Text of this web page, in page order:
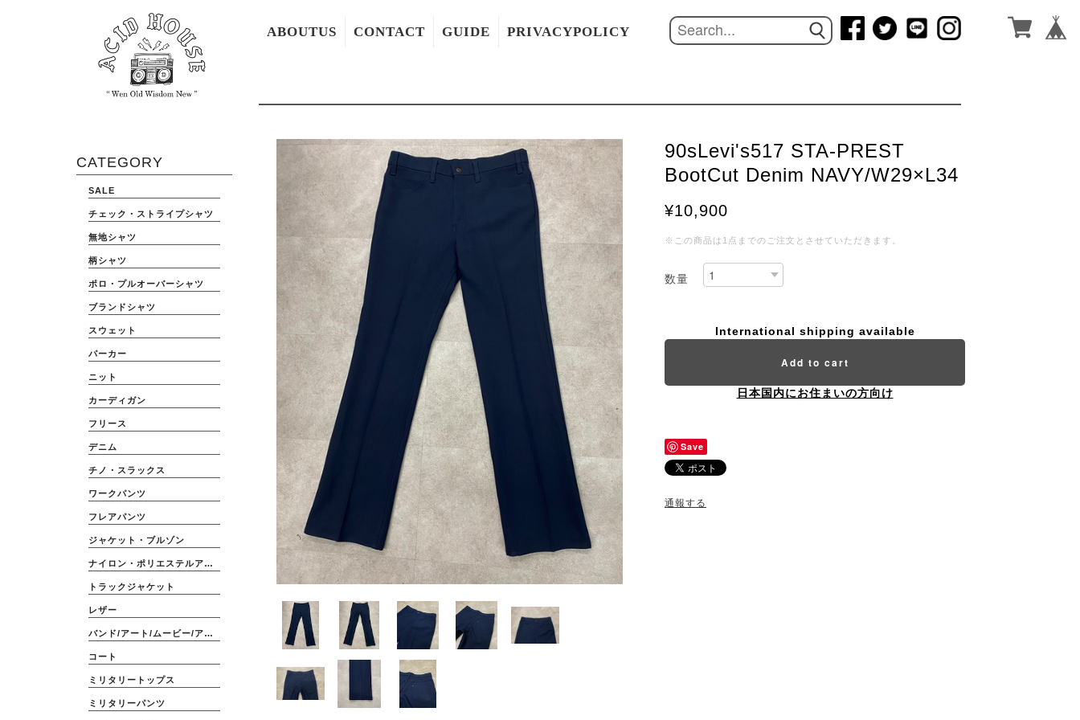
CATEGORY
SALE
チェック・ストライプシャツ
無地シャツ
柄シャツ
ポロ・プルオーバーシャツ
ブランドシャツ
スウェット
パーカー
ニット
カーディガン
フリース
デニム
チノ・スラックス
ワークパンツ
フレアパンツ
ジャケット・ブルゾン
ナイロン・ポリエステルアウター
トラックジャケット
レザー
バンド/アート/ムービー/アニメ
コート
ミリタリートップス
ミリタリーパンツ
ABOUTUS CONTACT GUIDE PRIVACYPOLICY
90sLevi's517 STA-PREST
BootCut Denim NAVY/W29×L34
¥10,900
※この商品は1点までのご注文とさせていただきます。
数量
International shipping available
Add to cart
日本国内にお住まいの方向け
Save
通報する